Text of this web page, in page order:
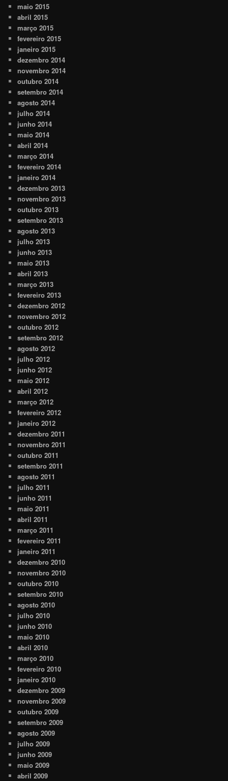
maio 2015
abril 2015
março 2015
fevereiro 2015
janeiro 2015
dezembro 2014
novembro 2014
outubro 2014
setembro 2014
agosto 2014
julho 2014
junho 2014
maio 2014
abril 2014
março 2014
fevereiro 2014
janeiro 2014
dezembro 2013
novembro 2013
outubro 2013
setembro 2013
agosto 2013
julho 2013
junho 2013
maio 2013
abril 2013
março 2013
fevereiro 2013
dezembro 2012
novembro 2012
outubro 2012
setembro 2012
agosto 2012
julho 2012
junho 2012
maio 2012
abril 2012
março 2012
fevereiro 2012
janeiro 2012
dezembro 2011
novembro 2011
outubro 2011
setembro 2011
agosto 2011
julho 2011
junho 2011
maio 2011
abril 2011
março 2011
fevereiro 2011
janeiro 2011
dezembro 2010
novembro 2010
outubro 2010
setembro 2010
agosto 2010
julho 2010
junho 2010
maio 2010
abril 2010
março 2010
fevereiro 2010
janeiro 2010
dezembro 2009
novembro 2009
outubro 2009
setembro 2009
agosto 2009
julho 2009
junho 2009
maio 2009
abril 2009